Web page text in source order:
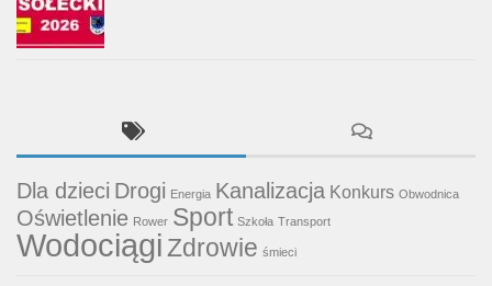
Dla dzieci Drogi Energia Kanalizacja Konkurs Obwodnica
Oświetlenie Rower Sport Szkoła Transport
WodociągiZdrowie śmieci